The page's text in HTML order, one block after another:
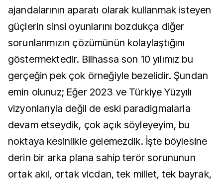
ajandalarının aparatı olarak kullanmak isteyen
güçlerin sinsi oyunlarını bozdukça diğer
sorunlarımızın çözümünün kolaylaştığını
göstermektedir. Bilhassa son 10 yılımız bu
gerçeğin pek çok örneğiyle bezelidir. Şundan
emin olunuz; Eğer 2023 ve Türkiye Yüzyılı
vizyonlarıyla değil de eski paradigmalarla
devam etseydik, çok açık söyleyeyim, bu
noktaya kesinlikle gelemezdik. İşte böylesine
derin bir arka plana sahip terör sorununun
ortak akıl, ortak vicdan, tek millet, tek bayrak,